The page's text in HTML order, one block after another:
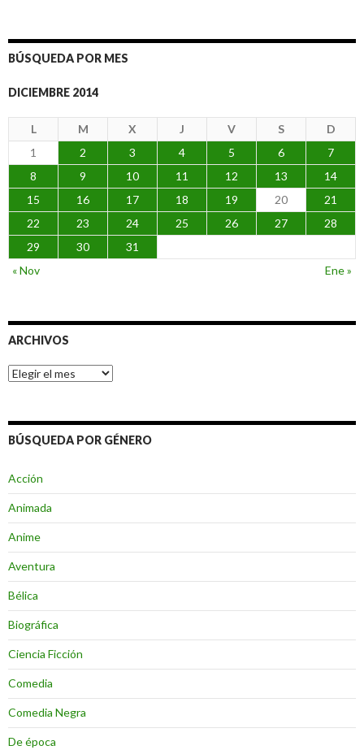
BÚSQUEDA POR MES
DICIEMBRE 2014
L M X J V S
D
1
2 3 4 5 6
7
8
9 10 11 12 13
14
15
16 17 18 19 20
21
22
23 24 25 26 27
28
29
30
31
« Nov
Ene »
ARCHIVOS
Archivos
BÚSQUEDA POR GÉNERO
Acción
Animada
Anime
Aventura
Bélica
Biográfica
Ciencia Ficción
Comedia
Comedia Negra
De época